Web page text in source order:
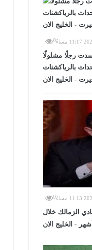
0
رجلًا مشلولًا
بالرياكشنات
- الخليج الان
0
الزمالك خلال
- الخليج الان